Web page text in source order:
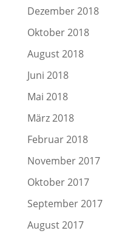
Dezember 2018
Oktober 2018
August 2018
Juni 2018
Mai 2018
März 2018
Februar 2018
November 2017
Oktober 2017
September 2017
August 2017